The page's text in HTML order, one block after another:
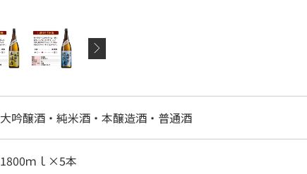
大吟醸酒・純米酒・本醸造酒・普通酒
1800ｍｌ×5本